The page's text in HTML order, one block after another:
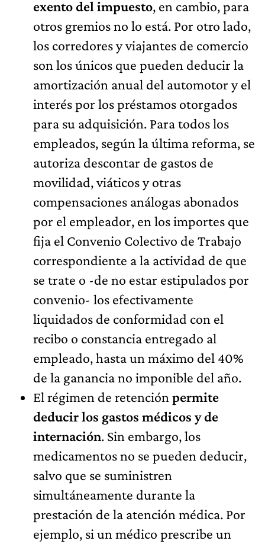
exento del impuesto, en cambio, para
otros gremios no lo está. Por otro lado,
los corredores y viajantes de comercio
son los únicos que pueden deducir la
amortización anual del automotor y el
interés por los préstamos otorgados
para su adquisición. Para todos los
empleados, según la última reforma, se
autoriza descontar de gastos de
movilidad, viáticos y otras
compensaciones análogas abonados
por el empleador, en los importes que
fija el Convenio Colectivo de Trabajo
correspondiente a la actividad de que
se trate o -de no estar estipulados por
convenio- los efectivamente
liquidados de conformidad con el
recibo o constancia entregado al
empleado, hasta un máximo del 40%
de la ganancia no imponible del año.
El régimen de retención permite
deducir los gastos médicos y de
internación. Sin embargo, los
medicamentos no se pueden deducir,
salvo que se suministren
simultáneamente durante la
prestación de la atención médica. Por
ejemplo, si un médico prescribe un